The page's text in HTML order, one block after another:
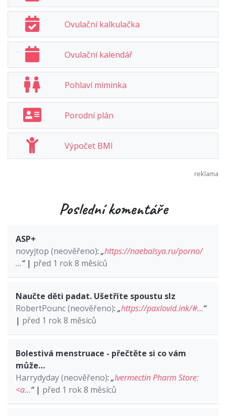
Ovulační kalkulačka
Ovulační kalendář
Pohlaví miminka
Porodní plán
Výpočet BMI
Poslední komentáře
ASP+
novyjtop (neověřeno): „https://naebalsya.ru/porno/
…“| před 1 rok 8 měsíců
Naučte děti padat. Ušetříte spoustu slz
RobertPounc (neověřeno): „https://paxlovid.ink/#…“
| před 1 rok 8 měsíců
Bolestivá menstruace - přečtěte si co vám
může…
Harrydyday (neověřeno): „Ivermectin Pharm Store:
<a…“| před 1 rok 8 měsíců